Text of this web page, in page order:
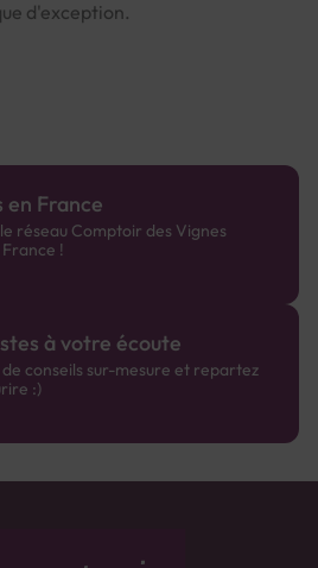
d'exception.
en France
réseau Comptoir des Vignes
!
à votre écoute
conseils sur-mesure et repartez
:)